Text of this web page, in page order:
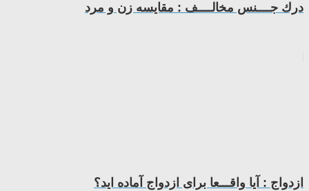
درك ﺟــــﻨﺲ ﻣﺨﺎﻟــــﻒ : مقایسه زن و مرد
ازدواج : آﯾﺎ واﻗـــﻌﺎ ﺑﺮاى ازدواج آﻣﺎده اﯾﺪ؟